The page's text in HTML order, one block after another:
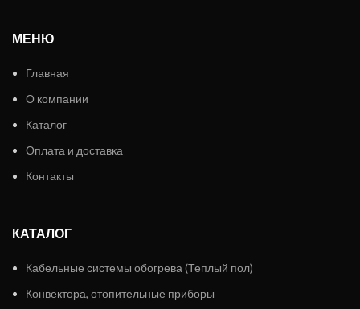
МЕНЮ
Главная
О компании
Каталог
Оплата и доставка
Контакты
КАТАЛОГ
Кабельные системы обогрева (Теплый пол)
Конвектора, отопительные приборы